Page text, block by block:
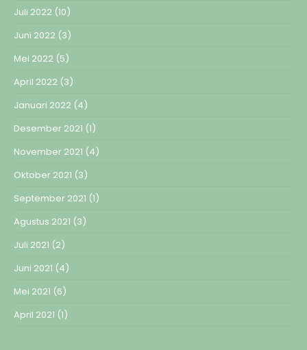
Juli 2022 (10)
Juni 2022 (3)
Mei 2022 (5)
April 2022 (3)
Januari 2022 (4)
Desember 2021 (1)
November 2021 (4)
Oktober 2021 (3)
September 2021 (1)
Agustus 2021 (3)
Juli 2021 (2)
Juni 2021 (4)
Mei 2021 (6)
April 2021 (1)